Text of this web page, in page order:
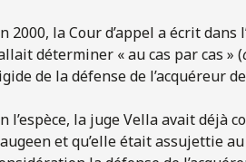
2000, la Cour d’appel a écrit dans
déterminer « au cas par cas » (
de la défense de l’acquéreur
l’espèce, la juge Vella avait déjà
et qu’elle était assujettie